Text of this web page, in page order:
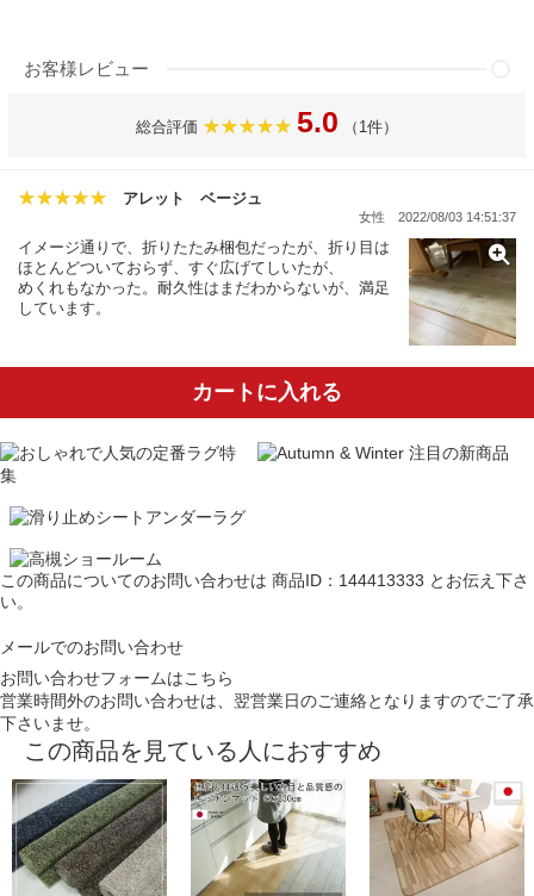
お客様レビュー
総合評価 5.0 （1件）
アレット ベージュ
女性 2022/08/03 14:51:37
イメージ通りで、折りたたみ梱包だったが、折り目は
ほとんどついておらず、すぐ広げてしいたが、
めくれもなかった。耐久性はまだわからないが、満足
しています。
カートに入れる
この商品についてのお問い合わせは 商品ID：144413333 とお伝え下さ
い。
メールでのお問い合わせ
お問い合わせフォームはこちら
営業時間外のお問い合わせは、翌営業日のご連絡となりますのでご了承
下さいませ。
この商品を見ている人におすすめ